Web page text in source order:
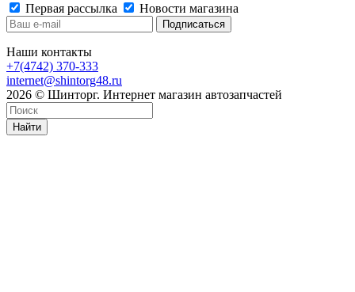
Первая рассылка
Новости магазина
Наши контакты
+7(4742) 370-333
internet@shintorg48.ru
2026 © Шинторг. Интернет магазин автозапчастей
Найти